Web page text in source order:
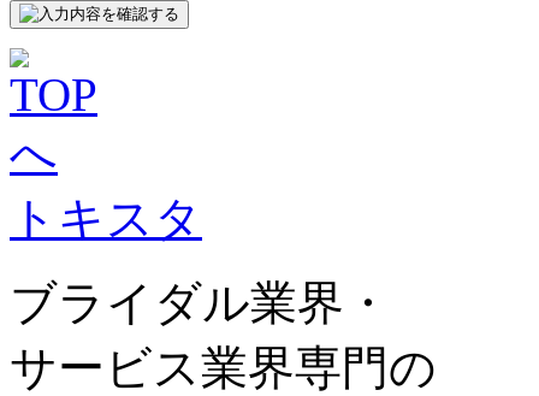
トキスタ
ブライダル業界・
サービス業界専門の